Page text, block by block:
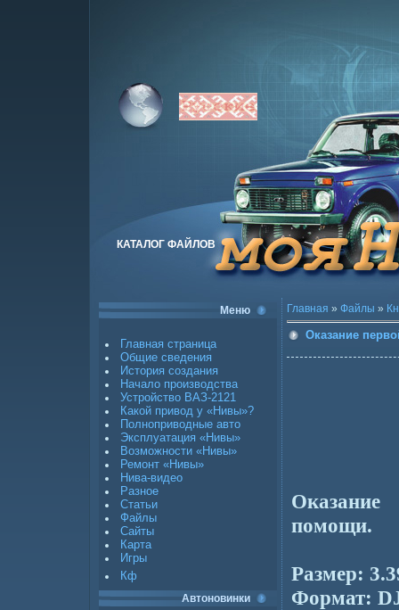
КАТАЛОГ ФАЙЛОВ
Меню
Главная страница
Общие сведения
История создания
Начало производства
Устройство ВАЗ-2121
Какой привод у «Нивы»?
Полноприводные авто
Эксплуатация «Нивы»
Возможности «Нивы»
Ремонт «Нивы»
Нива-видео
Разное
Статьи
Файлы
Сайты
Карта
Игры
Кф
Автоновинки
Главная » Файлы »
Оказание
Оказание
помощи.
Размер:
Формат: